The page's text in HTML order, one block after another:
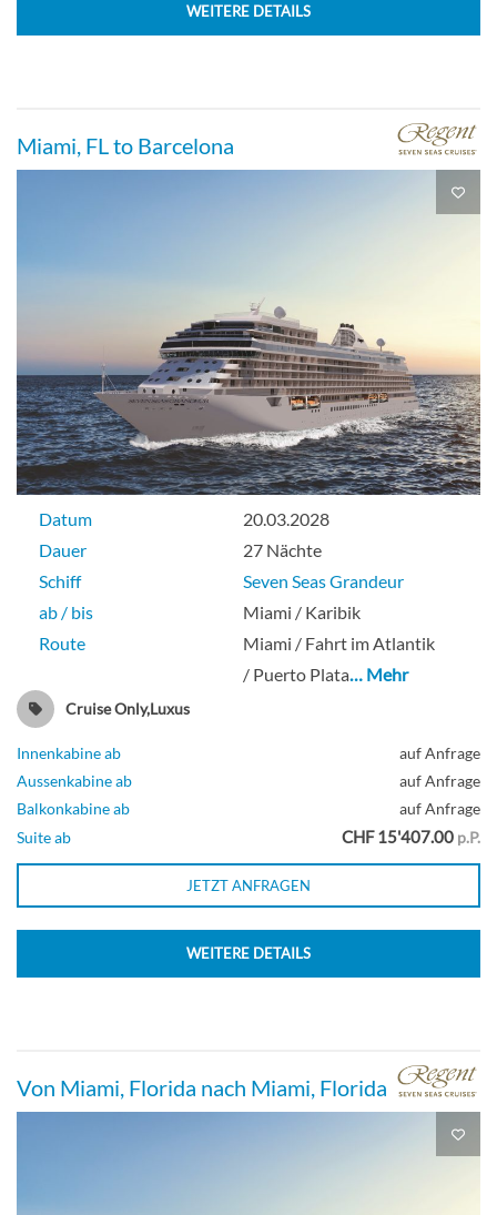
WEITERE DETAILS
Miami, FL to Barcelona
Datum
20.03.2028
Dauer
27 Nächte
Schiff
Seven Seas Grandeur
ab / bis
Miami / Karibik
Route
Miami / Fahrt im Atlantik
/ Puerto Plata… Mehr
Cruise Only,Luxus
Innenkabine ab
auf Anfrage
Aussenkabine ab
auf Anfrage
Balkonkabine ab
auf Anfrage
Suite ab
CHF 15'407.00 p.P.
JETZT ANFRAGEN
WEITERE DETAILS
Von Miami, Florida nach Miami, Florida